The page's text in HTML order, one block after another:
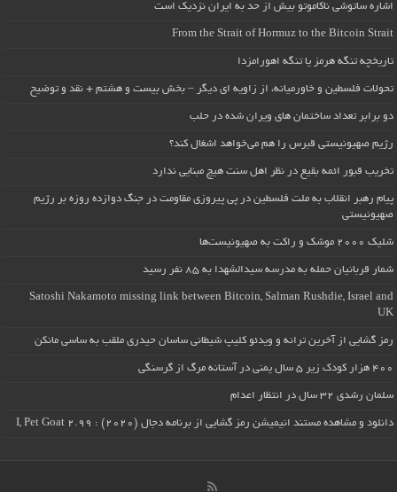
اشاره ساتوشی ناکاموتو بیش از حد به ایران نزدیک است
From the Strait of Hormuz to the Bitcoin Strait
تاریخچه تنگه هرمز یا تنگه اهورامزدا
تحولات فلسطین و خاورمیانه، از زاویه ای دیگر – بخش بیست و هشتم + نقد و توضیح
دو برابر تعداد ساختمان های ویران شده در حلب
رژیم صهیونیستی قبرس را هم می‌خواهد اشغال کند؟
تخریب قبور ائمه بقیع در نظر اهل سنت هیچ مبنایی ندارد
پیام رهبر انقلاب به ملت فلسطین در پی پیروزی مقاومت در جنگ دوازده روزه بر رژیم
صهیونیستی
شلیک ۲۰۰۰ موشک و راکت به صهیونیست‌ها
شمار قربانیان حمله به مدرسه سیدالشهدا به ۸۵ نفر رسید
Satoshi Nakamoto missing link between Bitcoin, Salman Rushdie, Israel and
UK
رمز گشایی از آخرین ترانه و ویدئو کلیپ شیطانی ساسان حیدری ملقب به ساسی مانکن
۴۰۰ هزار کودک زیر ۵ سال یمنی در آستانه مرگ از گرسنگی
سلمان رشدی ۳۲ سال در انتظار اعدام
دانلود و مشاهده مستند انیمیشن رمز گشایی از برنامه دجال (۲۰۲۰) : I, Pet Goat 2.99